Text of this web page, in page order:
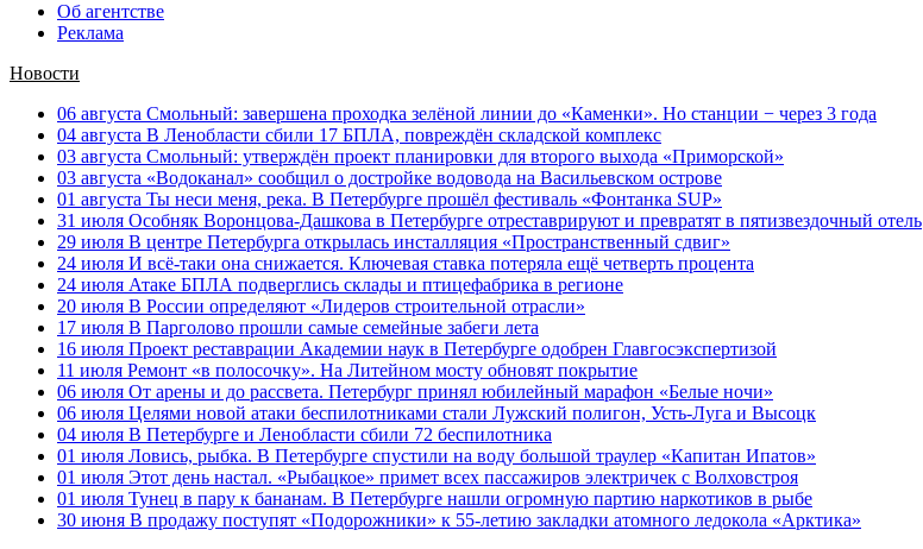
Об агентстве
Реклама
Новости
06 августа Смольный: завершена проходка зелёной линии до «Каменки». Но станции − через 3 года
04 августа В Ленобласти сбили 17 БПЛА, повреждён складской комплекс
03 августа Смольный: утверждён проект планировки для второго выхода «Приморской»
03 августа «Водоканал» сообщил о достройке водовода на Васильевском острове
01 августа Ты неси меня, река. В Петербурге прошёл фестиваль «Фонтанка SUP»
31 июля Особняк Воронцова-Дашкова в Петербурге отреставрируют и превратят в пятизвездочный отель
29 июля В центре Петербурга открылась инсталляция «Пространственный сдвиг»
24 июля И всё-таки она снижается. Ключевая ставка потеряла ещё четверть процента
24 июля Атаке БПЛА подверглись склады и птицефабрика в регионе
20 июля В России определяют «Лидеров строительной отрасли»
17 июля В Парголово прошли самые семейные забеги лета
16 июля Проект реставрации Академии наук в Петербурге одобрен Главгосэкспертизой
11 июля Ремонт «в полосочку». На Литейном мосту обновят покрытие
06 июля От арены и до рассвета. Петербург принял юбилейный марафон «Белые ночи»
06 июля Целями новой атаки беспилотниками стали Лужский полигон, Усть-Луга и Высоцк
04 июля В Петербурге и Ленобласти сбили 72 беспилотника
01 июля Ловись, рыбка. В Петербурге спустили на воду большой траулер «Капитан Ипатов»
01 июля Этот день настал. «Рыбацкое» примет всех пассажиров электричек с Волховстроя
01 июля Тунец в пару к бананам. В Петербурге нашли огромную партию наркотиков в рыбе
30 июня В продажу поступят «Подорожники» к 55-летию закладки атомного ледокола «Арктика»